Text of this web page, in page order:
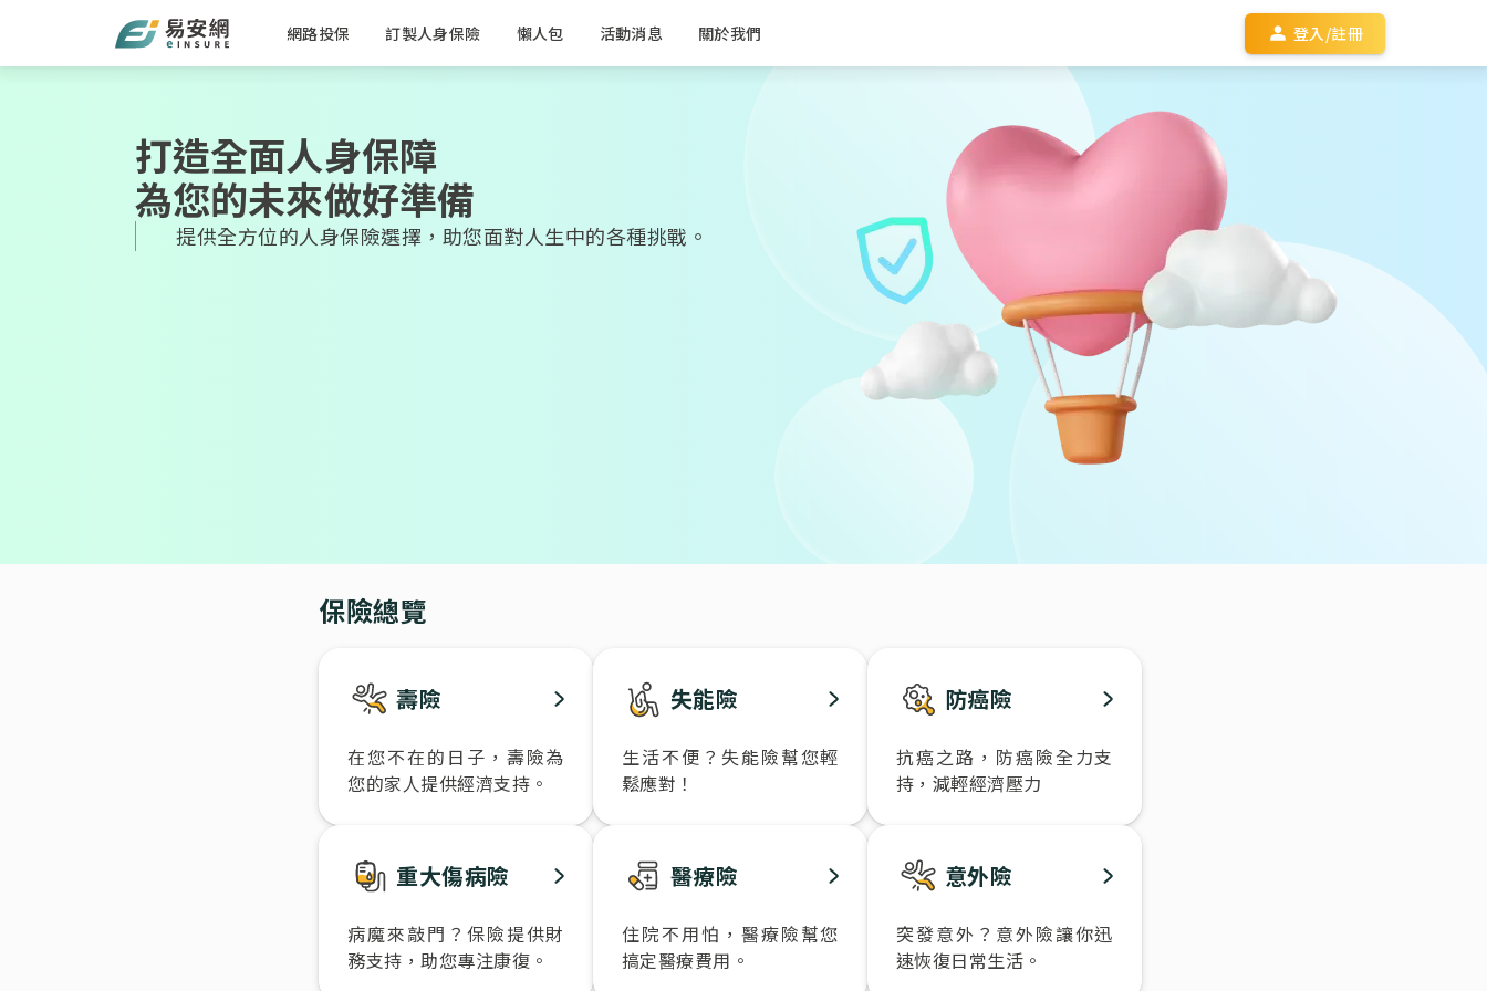
網路投保 訂製人身保險 懶人包 活動消息 關於我們 登入/註冊
打造全面人身保障
為您的未來做好準備
提供全方位的人身保險選擇，助您面對人生中的各種挑戰。
保險總覽
壽險
在您不在的日子，壽險為
您的家人提供經濟支持。
失能險
生活不便？失能險幫您輕
鬆應對！
防癌險
抗癌之路，防癌險全力支
持，減輕經濟壓力
重大傷病險
病魔來敲門？保險提供財
務支持，助您專注康復。
醫療險
住院不用怕，醫療險幫您
搞定醫療費用。
意外險
突發意外？意外險讓你迅
速恢復日常生活。